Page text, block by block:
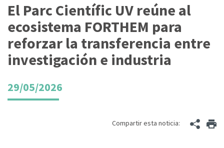
El Parc Científic UV reúne al
ecosistema FORTHEM para
reforzar la transferencia entre
investigación e industria
29/05/2026
Compartir esta noticia: